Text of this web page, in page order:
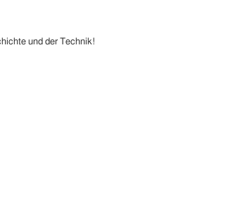
und der Technik!